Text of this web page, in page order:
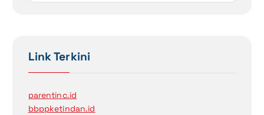
Link Terkini
parentinc.id
bbppketindan.id